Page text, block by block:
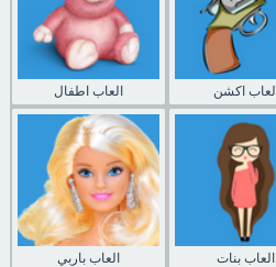
العاب اطفال العاب اكشن
العاب باربي العاب بنات